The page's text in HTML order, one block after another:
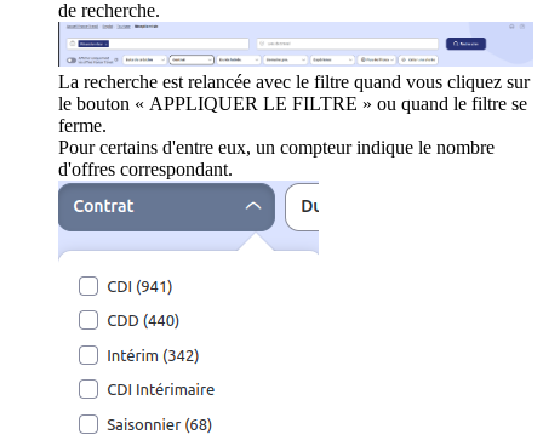
de recherche.
La recherche est relancée avec le filtre quand vous cliquez sur
le bouton « APPLIQUER LE FILTRE » ou quand le filtre se
ferme.
Pour certains d'entre eux, un compteur indique le nombre
d'offres correspondant.